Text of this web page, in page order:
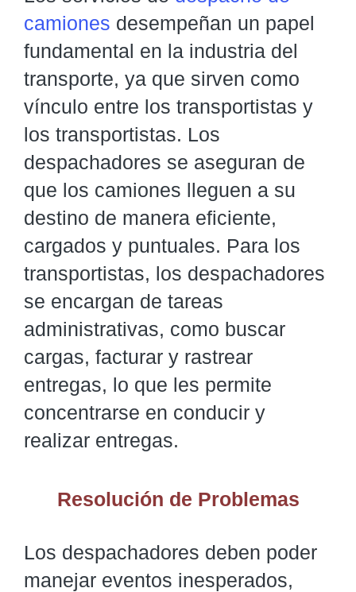
camiones desempeñan un papel
fundamental en la industria del
transporte, ya que sirven como
vínculo entre los transportistas y
los transportistas. Los
despachadores se aseguran de
que los camiones lleguen a su
destino de manera eficiente,
cargados y puntuales. Para los
transportistas, los despachadores
se encargan de tareas
administrativas, como buscar
cargas, facturar y rastrear
entregas, lo que les permite
concentrarse en conducir y
realizar entregas.
Resolución de Problemas
Los despachadores deben poder
manejar eventos inesperados,